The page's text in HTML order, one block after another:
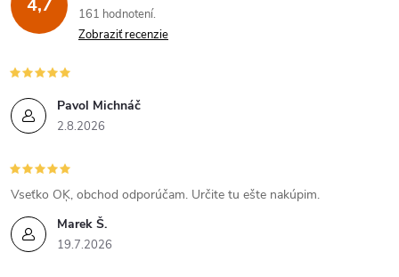
v
k
y
v
p
i
s
4,7
161 hodnotení
Zobraziť recenzie
Pavol Michnáč
2.8.2026
Marek Š.
19.7.2026
Vseťko OĶ, obchod odporúčam. Určite tu ešte nakúpim.